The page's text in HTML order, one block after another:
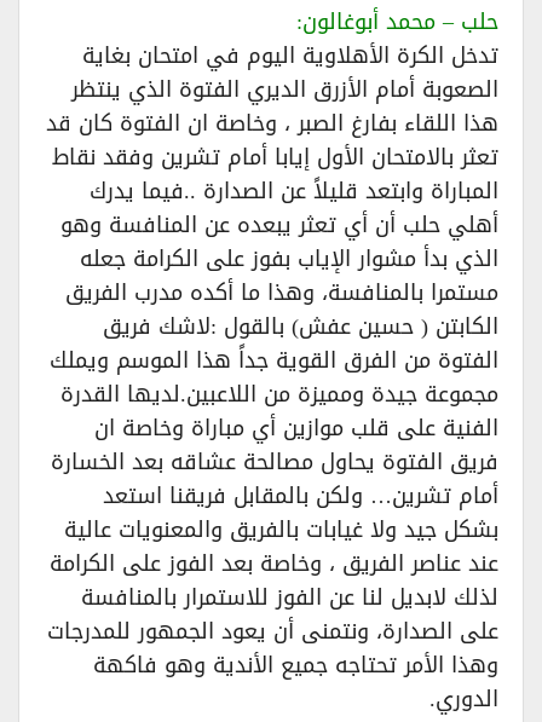
حلب – محمد أبوغالون:
تدخل الكرة الأهلاوية اليوم في امتحان بغاية
الصعوبة أمام الأزرق الديري الفتوة الذي ينتظر
هذا اللقاء بفارغ الصبر ، وخاصة ان الفتوة كان قد
تعثر بالامتحان الأول إيابا أمام تشرين وفقد نقاط
المباراة وابتعد قليلاً عن الصدارة ..فيما يدرك
أهلي حلب أن أي تعثر يبعده عن المنافسة وهو
الذي بدأ مشوار الإياب بفوز على الكرامة جعله
مستمرا بالمنافسة، وهذا ما أكده مدرب الفريق
الكابتن ( حسين عفش) بالقول :لاشك فريق
الفتوة من الفرق القوية جداً هذا الموسم ويملك
مجموعة جيدة ومميزة من اللاعبين.لديها القدرة
الفنية على قلب موازين أي مباراة وخاصة ان
فريق الفتوة يحاول مصالحة عشاقه بعد الخسارة
أمام تشرين… ولكن بالمقابل فريقنا استعد
بشكل جيد ولا غيابات بالفريق والمعنويات عالية
عند عناصر الفريق ، وخاصة بعد الفوز على الكرامة
لذلك لابديل لنا عن الفوز للاستمرار بالمنافسة
على الصدارة، ونتمنى أن يعود الجمهور للمدرجات
وهذا الأمر تحتاجه جميع الأندية وهو فاكهة
الدوري.